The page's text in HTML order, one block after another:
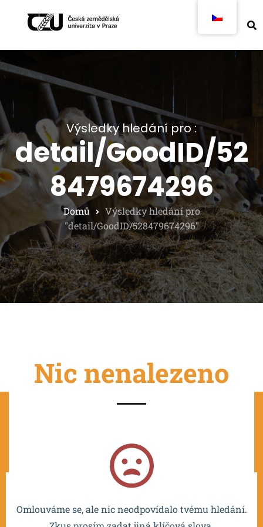
Výsledky hledání pro :
detail/GoodID/52
8479674296
Domů
Výsledky hledání pro
"detail/GoodID/528479674296"
Nic nenalezeno
Omlouváme se, ale nic neodpovídalo tvému hledání.